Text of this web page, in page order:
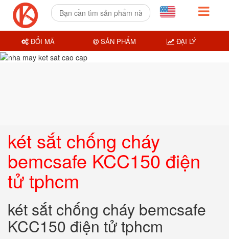
két sắt chống cháy
bemcsafe KCC150 điện
tử tphcm
két sắt chống cháy bemcsafe
KCC150 điện tử tphcm
ĐỔI MÃ SẢN PHẨM ĐẠI LÝ